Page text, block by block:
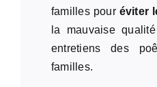
familles pour éviter
la mauvaise
entretiens des
familles.